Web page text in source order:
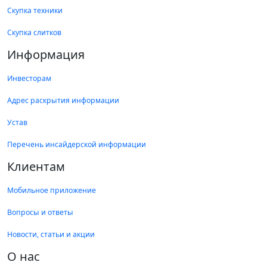
Скупка техники
Скупка слитков
Информация
Инвесторам
Адрес раскрытия информации
Устав
Перечень инсайдерской информации
Клиентам
Мобильное приложение
Вопросы и ответы
Новости, статьи и акции
О нас